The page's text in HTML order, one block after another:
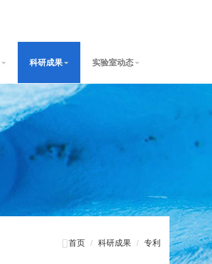
科研成果 实验室动态
首页 科研成果 专利